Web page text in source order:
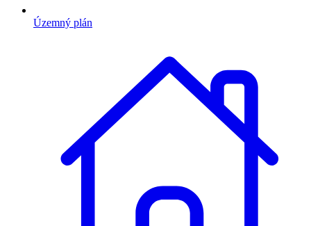
Územný plán